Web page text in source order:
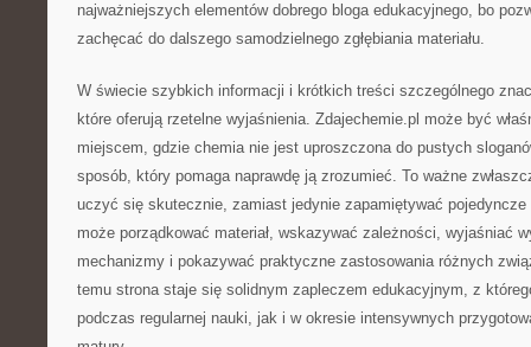
najważniejszych elementów dobrego bloga edukacyjnego, bo
zachęcać do dalszego samodzielnego zgłębiania materiału.
W świecie szybkich informacji i krótkich treści szczególnego
które oferują rzetelne wyjaśnienia. Zdajechemie.pl może być
miejscem, gdzie chemia nie jest uproszczona do pustych
sposób, który pomaga naprawdę ją zrozumieć. To ważne
uczyć się skutecznie, zamiast jedynie zapamiętywać
może porządkować materiał, wskazywać zależności, wyjaśniać
mechanizmy i pokazywać praktyczne zastosowania różnych
temu strona staje się solidnym zapleczem edukacyjnym, z
podczas regularnej nauki, jak i w okresie intensywnych